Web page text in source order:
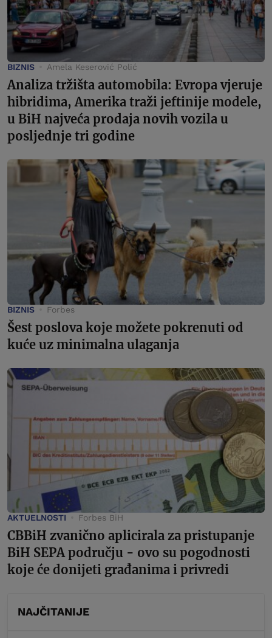
BIZNIS Amela Keserović Polić
Analiza tržišta automobila: Evropa vjeruje
hibridima, Amerika traži jeftinije modele,
u BiH najveća prodaja novih vozila u
posljednje tri godine
BIZNIS Forbes
Šest poslova koje možete pokrenuti od
kuće uz minimalna ulaganja
AKTUELNOSTI Forbes BiH
CBBiH zvanično aplicirala za pristupanje
BiH SEPA području - ovo su pogodnosti
koje će donijeti građanima i privredi
NAJČITANIJE